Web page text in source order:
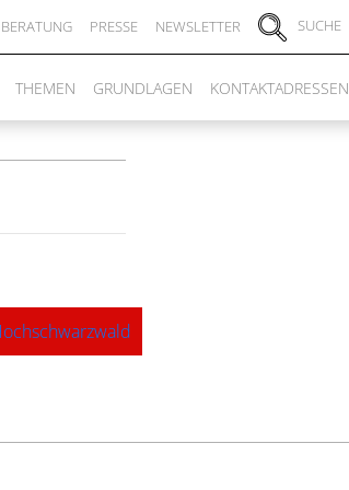
BERATUNG PRESSE NEWSLETTER SUCHE
THEMEN GRUNDLAGEN KONTAKTADRESSEN